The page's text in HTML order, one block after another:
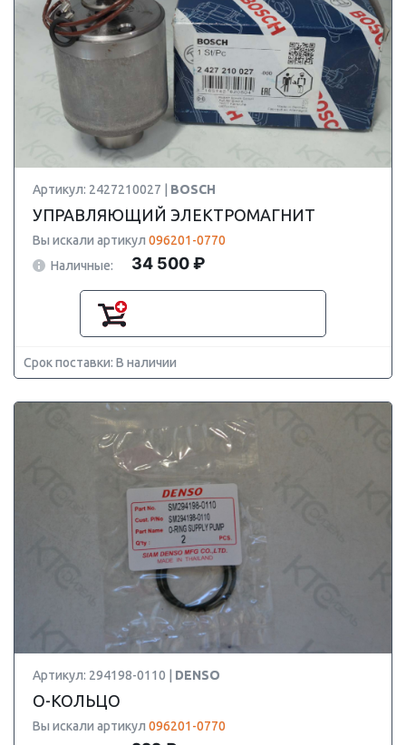
Артикул: 2427210027 | BOSCH
УПРАВЛЯЮЩИЙ ЭЛЕКТРОМАГНИТ
Вы искали артикул 096201-0770
Наличные:
34 500 ₽
Срок поставки: В наличии
Артикул: 294198-0110 | DENSO
О-КОЛЬЦО
Вы искали артикул 096201-0770